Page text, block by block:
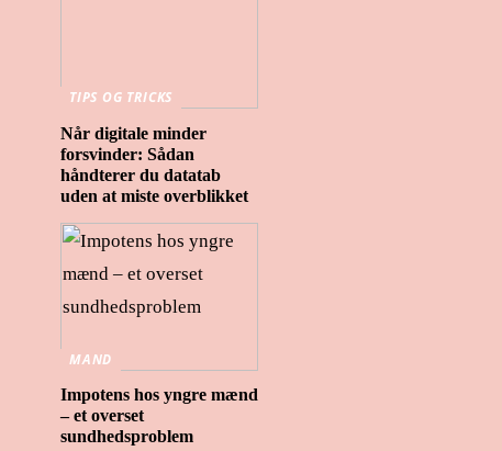
TIPS OG TRICKS
Når digitale minder
forsvinder: Sådan
håndterer du datatab
uden at miste overblikket
MAND
Impotens hos yngre mænd
– et overset
sundhedsproblem